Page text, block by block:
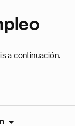
a continuación.